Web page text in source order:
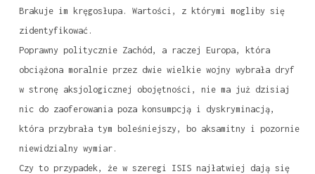
Brakuje im kręgosłupa. Wartości, z którymi mogliby się
zidentyfikować.
Poprawny politycznie Zachód, a raczej Europa, która
obciążona moralnie przez dwie wielkie wojny wybrała dryf
w stronę aksjologicznej obojętności, nie ma już dzisiaj
nic do zaoferowania poza konsumpcją i dyskryminacją,
która przybrała tym boleśniejszy, bo aksamitny i pozornie
niewidzialny wymiar.
Czy to przypadek, że w szeregi ISIS najłatwiej dają się